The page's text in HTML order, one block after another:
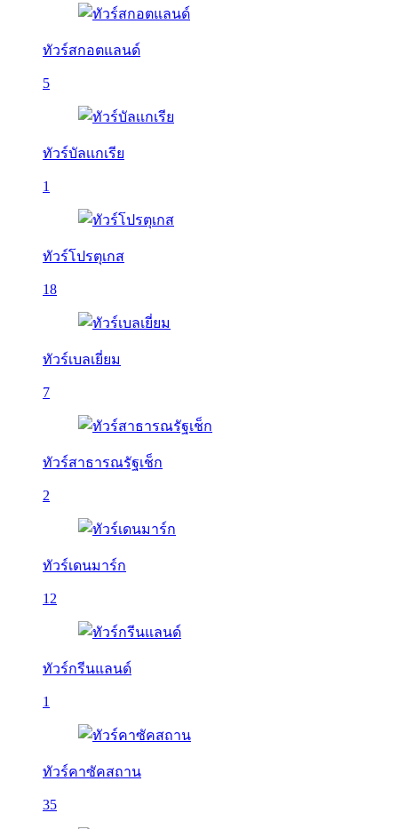
ทัวร์สกอตแลนด์
5
ทัวร์บัลเเกเรีย
1
ทัวร์โปรตุเกส
18
ทัวร์เบลเยี่ยม
7
ทัวร์สาธารณรัฐเช็ก
2
ทัวร์เดนมาร์ก
12
ทัวร์กรีนแลนด์
1
ทัวร์คาซัคสถาน
35